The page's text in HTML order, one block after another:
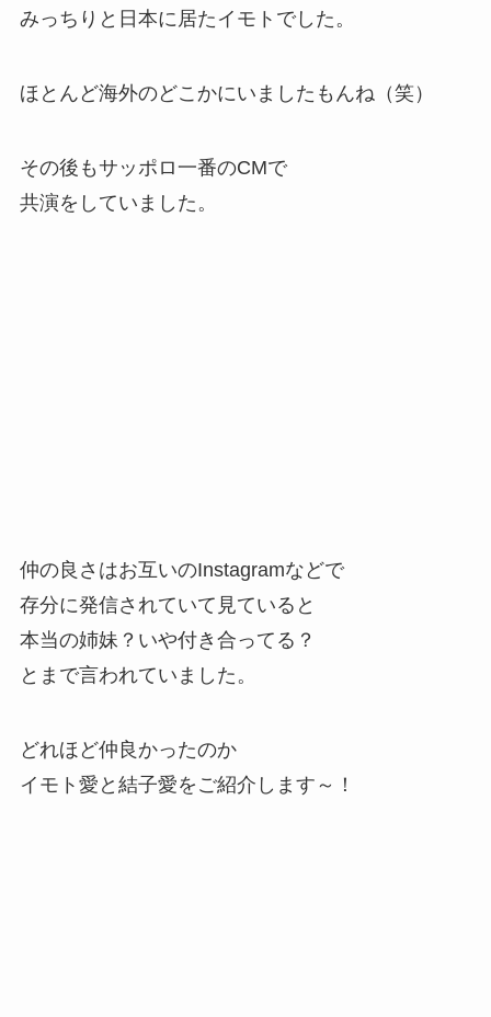
みっちりと日本に居たイモトでした。
ほとんど海外のどこかにいましたもんね（笑）
その後もサッポロ一番のCMで
共演をしていました。
仲の良さはお互いのInstagramなどで
存分に発信されていて見ていると
本当の姉妹？いや付き合ってる？
とまで言われていました。
どれほど仲良かったのか
イモト愛と結子愛をご紹介します～！